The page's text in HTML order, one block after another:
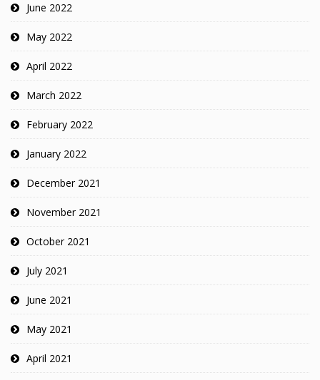
June 2022
May 2022
April 2022
March 2022
February 2022
January 2022
December 2021
November 2021
October 2021
July 2021
June 2021
May 2021
April 2021